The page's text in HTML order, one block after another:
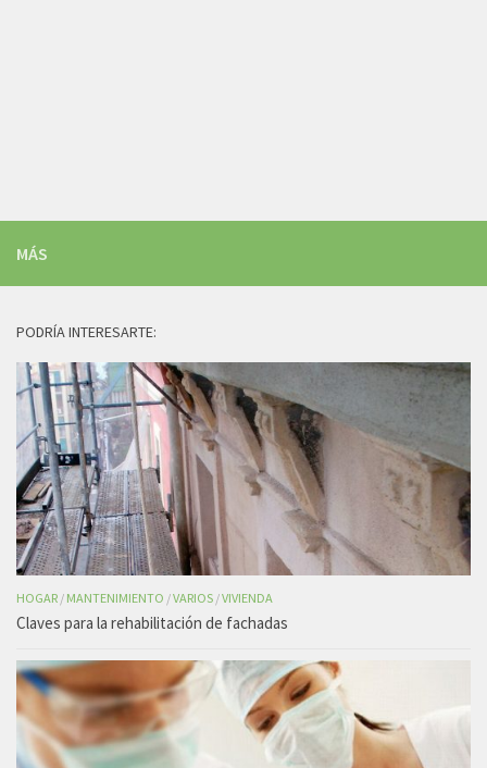
MÁS
PODRÍA INTERESARTE:
HOGAR / MANTENIMIENTO /VARIOS /VIVIENDA
Claves para la rehabilitación de fachadas